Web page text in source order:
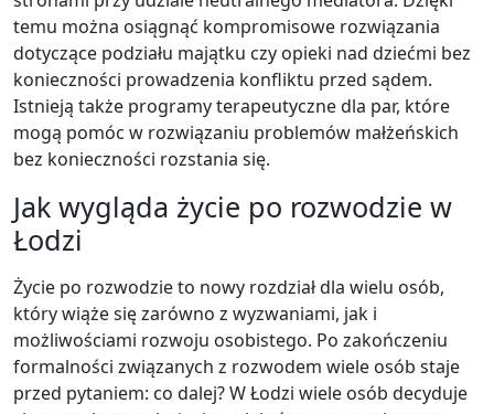
temu można osiągnąć kompromisowe rozwiązania
dotyczące podziału majątku czy opieki nad dziećmi bez
konieczności prowadzenia konfliktu przed sądem.
Istnieją także programy terapeutyczne dla par, które
mogą pomóc w rozwiązaniu problemów małżeńskich
bez konieczności rozstania się.
Jak wygląda życie po rozwodzie w
Łodzi
Życie po rozwodzie to nowy rozdział dla wielu osób,
który wiąże się zarówno z wyzwaniami, jak i
możliwościami rozwoju osobistego. Po zakończeniu
formalności związanych z rozwodem wiele osób staje
przed pytaniem: co dalej? W Łodzi wiele osób decyduje